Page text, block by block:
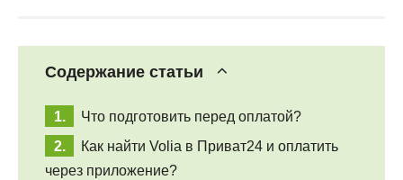
Содержание статьи
Что подготовить перед оплатой?
Как найти Volia в Приват24 и оплатить
через приложение?